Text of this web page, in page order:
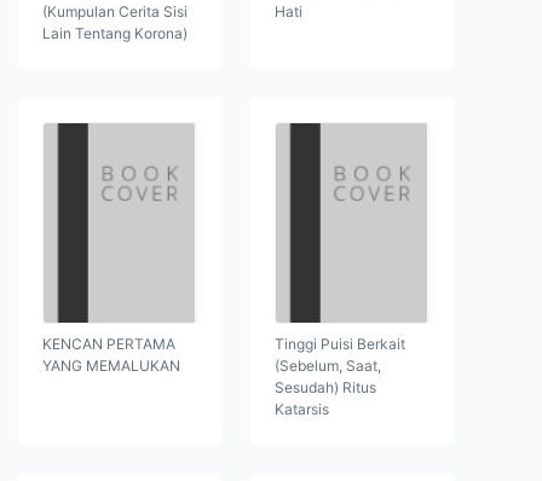
(Kumpulan Cerita Sisi
Lain Tentang Korona)
Hati
KENCAN PERTAMA
YANG MEMALUKAN
Tinggi Puisi Berkait
(Sebelum, Saat,
Sesudah) Ritus
Katarsis